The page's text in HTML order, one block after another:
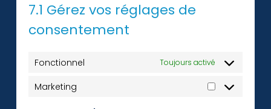
7.1 Gérez vos réglages de
consentement
Fonctionnel Toujours activé
Marketing